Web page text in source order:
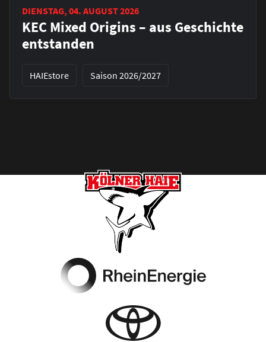
DIENSTAG, 04. AUGUST 2026
KEC Mixed Origins – aus Geschichte
entstanden
HAIEstore Saison 2026/2027